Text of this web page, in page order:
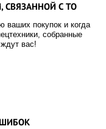
СВЯЗАННОЙ С ТО
покупок и когда
собранные
вас!